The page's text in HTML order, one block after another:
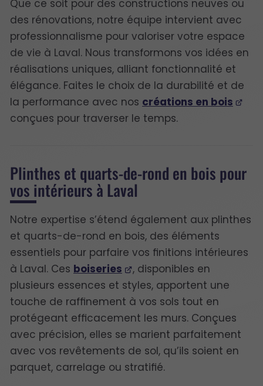
Que ce soit pour des constructions neuves ou
des rénovations, notre équipe intervient avec
professionnalisme pour valoriser votre espace
de vie à Laval. Nous transformons vos idées en
réalisations uniques, alliant fonctionnalité et
élégance. Faites le choix de la durabilité et de
la performance avec nos créations en bois
conçues pour traverser le temps.
Plinthes et quarts-de-rond en bois pour
vos intérieurs à Laval
Notre expertise s’étend également aux plinthes
et quarts-de-rond en bois, des éléments
essentiels pour parfaire vos finitions intérieures
à Laval. Ces boiseries
, disponibles en
plusieurs essences et styles, apportent une
touche de raffinement à vos sols tout en
protégeant efficacement les murs. Conçues
avec précision, elles se marient parfaitement
avec vos revêtements de sol, qu’ils soient en
parquet, carrelage ou stratifié.